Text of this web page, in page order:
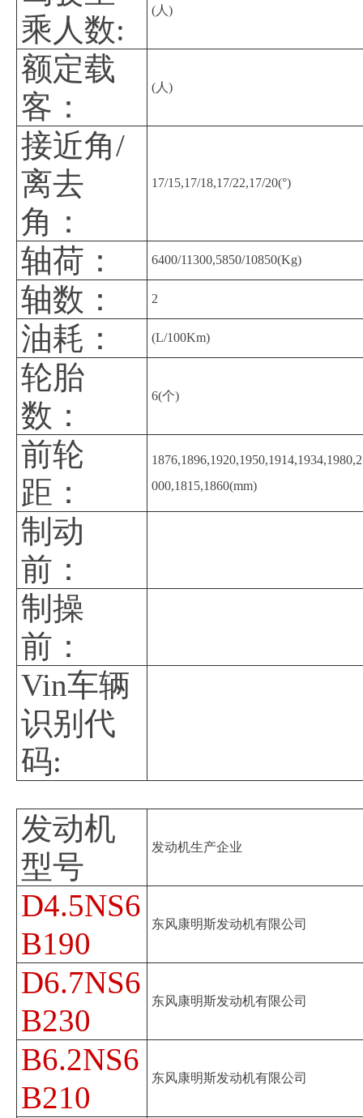
乘人数:
(人)
额定载
客：
(人)
接近角/
离去
角：
17/15,17/18,17/22,17/20(°)
轴荷： 6400/11300,5850/10850(Kg)
轴数： 2
油耗： (L/100Km)
轮胎
数：
6(个)
前轮
距：
1876,1896,1920,1950,1914,1934,1980,2
000,1815,1860(mm)
制动
前：
制操
前：
Vin车辆
识别代
码:
发动机
型号
发动机生产企业
D4.5NS6
B190
东风康明斯发动机有限公司
D6.7NS6
B230
东风康明斯发动机有限公司
B6.2NS6
B210
东风康明斯发动机有限公司